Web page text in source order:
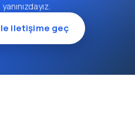
iletişime geç